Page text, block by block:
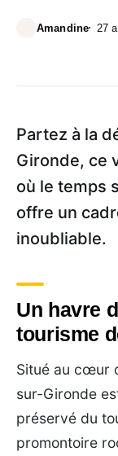
Amandine 27
Partez à la
Gironde, ce
où le temps
offre un
inoubliable.
Un havre
tourisme
Situé au cœur
sur-Gironde
préservé du
promontoire